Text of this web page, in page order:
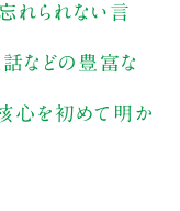
れられない言
などの豊富な
心を初めて明か